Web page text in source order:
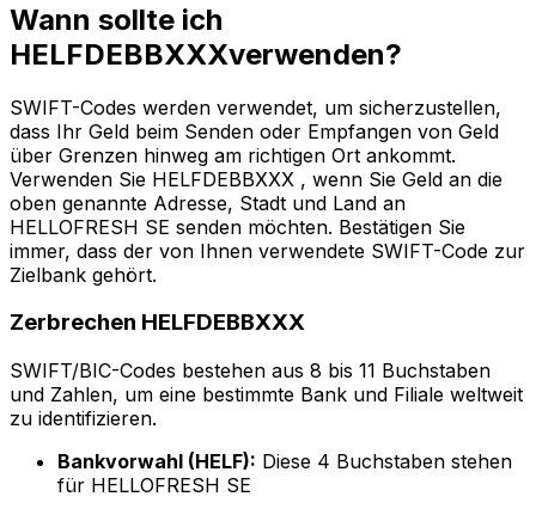
Wann sollte ich
HELFDEBBXXXverwenden?
SWIFT-Codes werden verwendet, um sicherzustellen,
dass Ihr Geld beim Senden oder Empfangen von Geld
über Grenzen hinweg am richtigen Ort ankommt.
Verwenden Sie HELFDEBBXXX , wenn Sie Geld an die
oben genannte Adresse, Stadt und Land an
HELLOFRESH SE senden möchten. Bestätigen Sie
immer, dass der von Ihnen verwendete SWIFT-Code zur
Zielbank gehört.
Zerbrechen HELFDEBBXXX
SWIFT/BIC-Codes bestehen aus 8 bis 11 Buchstaben
und Zahlen, um eine bestimmte Bank und Filiale weltweit
zu identifizieren.
Bankvorwahl (HELF): Diese 4 Buchstaben stehen
für HELLOFRESH SE